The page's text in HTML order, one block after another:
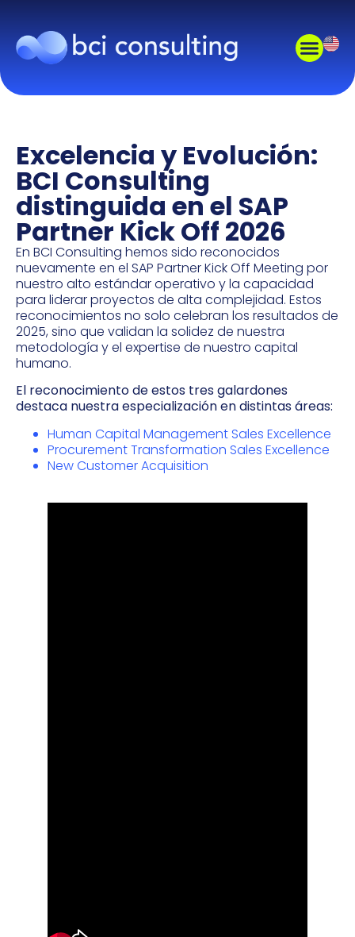
Excelencia y Evolución:
BCI Consulting
distinguida en el SAP
Partner Kick Off 2026
En BCI Consulting hemos sido reconocidos
nuevamente en el SAP Partner Kick Off Meeting por
nuestro alto estándar operativo y la capacidad
para liderar proyectos de alta complejidad. Estos
reconocimientos no solo celebran los resultados de
2025, sino que validan la solidez de nuestra
metodología y el expertise de nuestro capital
humano.
El reconocimiento de estos tres galardones
destaca nuestra especialización en distintas áreas:
Human Capital Management Sales Excellence
Procurement Transformation Sales Excellence
New Customer Acquisition